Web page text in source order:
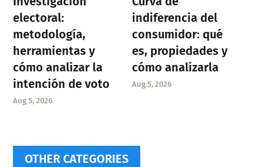
electoral:
metodología,
herramientas y
cómo analizar la
intención de voto
Aug 5, 2026
indiferencia del
consumidor: qué
es, propiedades y
cómo analizarla
Aug 5, 2026
OTHER CATEGORIES